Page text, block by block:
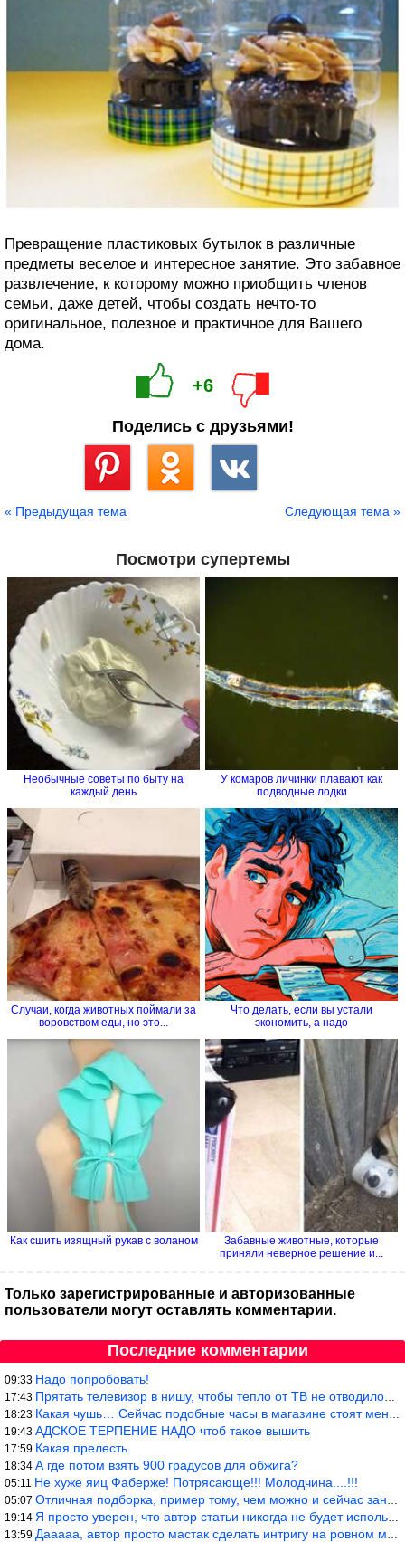
Превращение пластиковых бутылок в различные
предметы веселое и интересное занятие. Это забавное
развлечение, к которому можно приобщить членов
семьи, даже детей, чтобы создать нечто-то
оригинальное, полезное и практичное для Вашего
дома.
+6
Поделись с друзьями!
« Предыдущая тема Следующая тема »
Посмотри супертемы
Необычные советы по быту на
каждый день
У комаров личинки плавают как
подводные лодки
Случаи, когда животных поймали за
воровством еды, но это...
Что делать, если вы устали
экономить, а надо
Как сшить изящный рукав с воланом
Забавные животные, которые
приняли неверное решение и...
Только зарегистрированные и авторизованные
пользователи могут оставлять комментарии.
Последние комментарии
09:33 Надо попробовать!
17:43 Прятать телевизор в нишу, чтобы тепло от ТВ не отводилось и теле
18:23 Какая чушь… Сейчас подобные часы в магазине стоят меньше 10 долл
19:43 АДСКОЕ ТЕРПЕНИЕ НАДО чтоб такое вышить
17:59 Какая прелесть.
18:34 А где потом взять 900 градусов для обжига?
05:11 Не хуже яиц Фаберже! Потрясающе!!! Молодчина....!!!
05:07 Отличная подборка, пример тому, чем можно и сейчас заниматься…
19:14 Я просто уверен, что автор статьи никогда не будет использовать
13:59 Дааааа, автор просто мастак сделать интригу на ровном месте! А н